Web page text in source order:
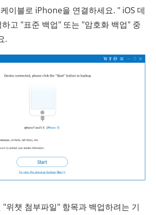
이블로 iPhone을 연결하세요. " iOS 데
고 "표준 백업" 또는 "암호화 백업" 중
.
"위챗 첨부파일" 항목과 백업하려는 기